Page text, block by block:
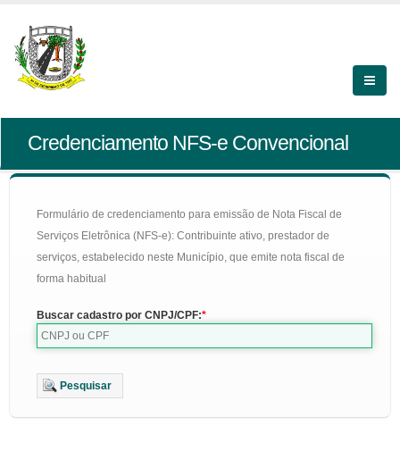
Credenciamento NFS-e Convencional
Formulário de credenciamento para emissão de Nota Fiscal de
Serviços Eletrônica (NFS-e): Contribuinte ativo, prestador de
serviços, estabelecido neste Município, que emite nota fiscal de
forma habitual
Buscar cadastro por CNPJ/CPF:
Pesquisar